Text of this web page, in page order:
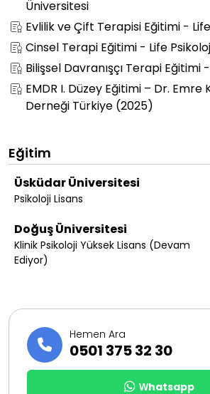
Üniversitesi
Evlilik ve Çift Terapisi Eğitimi -
Cinsel Terapi Eğitimi - Life
Bilişsel Davranışçı Terapi Eğitimi
EMDR I. Düzey Eğitimi – Dr. Emre
Derneği Türkiye (2025)
Eğitim
Üsküdar Üniversitesi
Psikoloji Lisans
Doğuş Üniversitesi
Klinik Psikoloji Yüksek Lisans (Devam
Ediyor)
Hemen Ara
0501 375 32 30
Whatsapp